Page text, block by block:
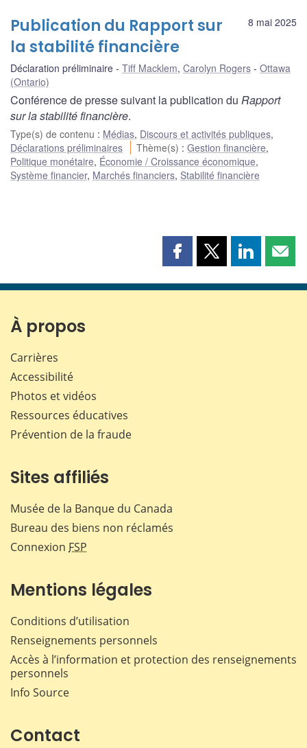
8 mai 2025
Publication du Rapport sur
la stabilité financière
Déclaration préliminaire Tiff Macklem, Carolyn Rogers
Ottawa
(Ontario)
Conférence de presse suivant la publication du Rapport
sur la stabilité financière.
Type(s) de contenu : Médias, Discours et activités publiques,
Déclarations préliminaires
Thème(s) :Gestion financière,
Politique monétaire, Économie / Croissance économique,
Système financier, Marchés financiers, Stabilité financière
Partager
page
Partager
page
Partager
page page
À propos
Carrières
Accessibilité
Photos et vidéos
Ressources éducatives
Prévention de la fraude
Sites affiliés
Musée de la Banque du Canada
Bureau des biens non réclamés
Connexion FSP
Mentions légales
Conditions d’utilisation
Renseignements personnels
Accès à l’information et protection des renseignements
personnels
Info Source
Contact